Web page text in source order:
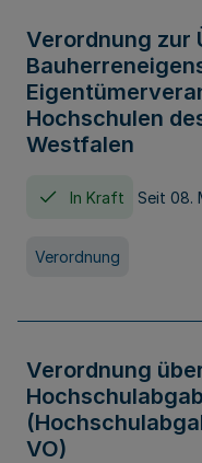
Verordnung zur
Hochschulen
Westfalen
In Kraft Seit 08.
Verordnung
Verordnung
VO)